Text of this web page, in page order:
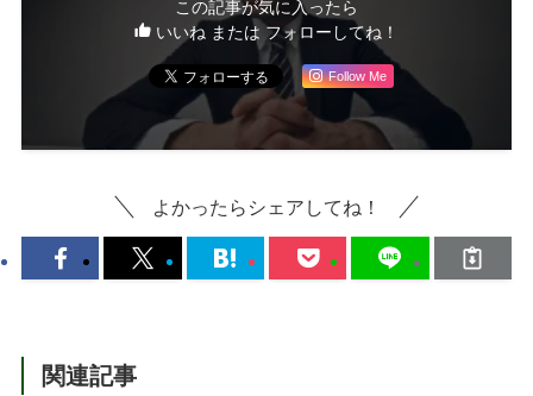
この記事が気に入ったら
いいね または フォローしてね！
Follow Me
よかったらシェアしてね！
関連記事